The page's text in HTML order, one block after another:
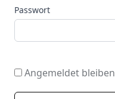
Passwort
Angemeldet bleiben